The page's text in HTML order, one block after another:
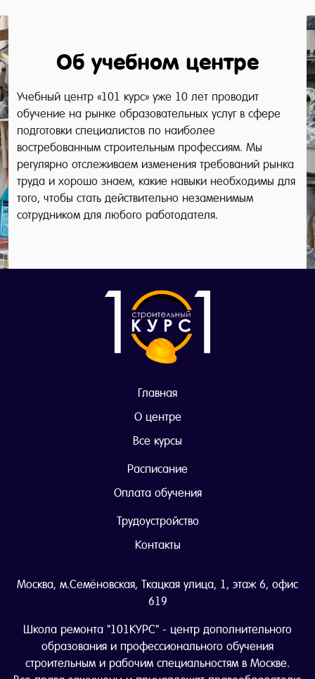
Об учебном центре
Учебный центр «101 курс» уже 10 лет проводит
обучение на рынке образовательных услуг в сфере
подготовки специалистов по наиболее
востребованным строительным профессиям. Мы
регулярно отслеживаем изменения требований рынка
труда и хорошо знаем, какие навыки необходимы для
того, чтобы стать действительно незаменимым
сотрудником для любого работодателя.
Главная
О центре
Все курсы
Расписание
Оплата обучения
Трудоустройство
Контакты
Москва, м.Семёновская, Ткацкая улица, 1, этаж 6, офис
619
Школа ремонта "101КУРС" - центр дополнительного
образования и профессионального обучения
строительным и рабочим специальностям в Москве.